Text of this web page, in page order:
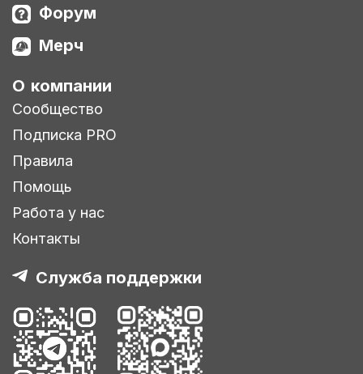
Форум
Мерч
О компании
Сообщество
Подписка PRO
Правила
Помощь
Работа у нас
Контакты
Служба поддержки